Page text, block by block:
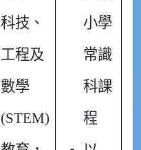
科技、
工程及
數學
(STEM)
小學
常識
科課
程